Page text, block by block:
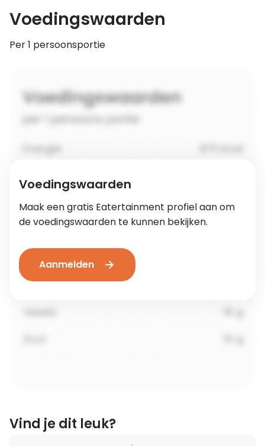
Voedingswaarden
Per 1 persoonsportie
Voedingswaarden
Maak een gratis Eatertainment profiel aan om
de voedingswaarden te kunnen bekijken.
Aanmelden
Vind je dit leuk?